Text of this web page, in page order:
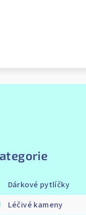
Dárkové pytlíčky
Léčivé kameny